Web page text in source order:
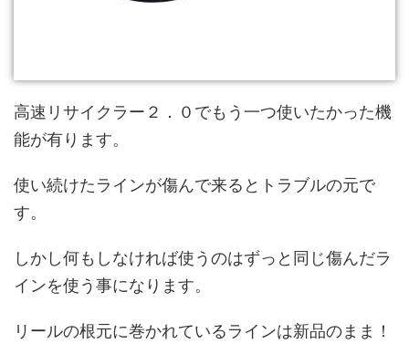
高速リサイクラー２．０でもう一つ使いたかった機
能が有ります。
使い続けたラインが傷んで来るとトラブルの元で
す。
しかし何もしなければ使うのはずっと同じ傷んだラ
インを使う事になります。
リールの根元に巻かれているラインは新品のまま！